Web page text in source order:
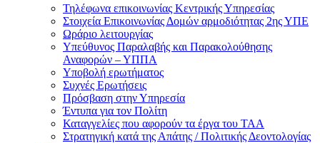
Τηλέφωνα επικοινωνίας Κεντρικής Υπηρεσίας
Στοιχεία Επικοινωνίας Δομών αρμοδιότητας 2ης ΥΠΕ
Ωράριο λειτουργίας
Υπεύθυνος Παραλαβής και Παρακολούθησης
Αναφορών – ΥΠΠΑ
Υποβολή ερωτήματος
Συχνές Ερωτήσεις
Πρόσβαση στην Υπηρεσία
Έντυπα για τον Πολίτη
Καταγγελίες που αφορούν τα έργα του ΤΑΑ
Στρατηγική κατά της Απάτης / Πολιτικής Δεοντολογίας